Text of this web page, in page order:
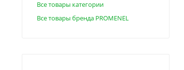
Все товары категории
Все товары бренда PROMENEL